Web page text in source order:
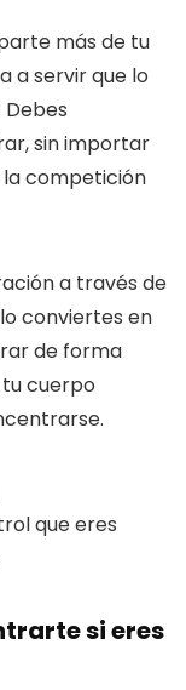
más de tu
a servir que lo
sin importar
competición
a través de
conviertes en
de forma
cuerpo
que eres
si eres